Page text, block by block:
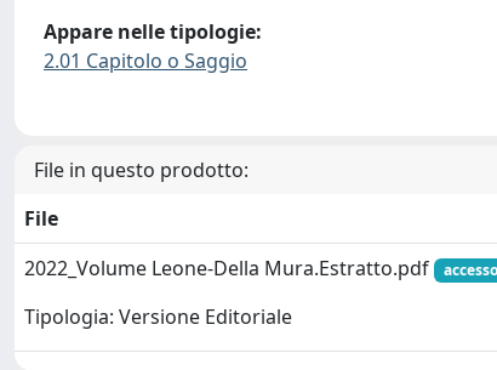
Appare nelle tipologie:
2.01 Capitolo o Saggio
File in questo prodotto:
File
2022_Volume Leone-Della Mura.Estratto.pdf
Tipologia: Versione Editoriale